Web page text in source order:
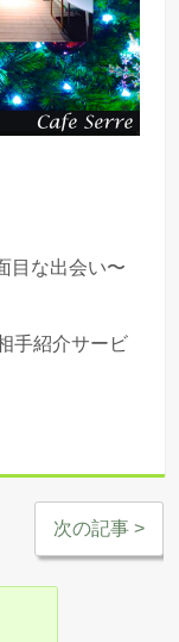
目な出会い〜
手紹介サービ
次の記事 >